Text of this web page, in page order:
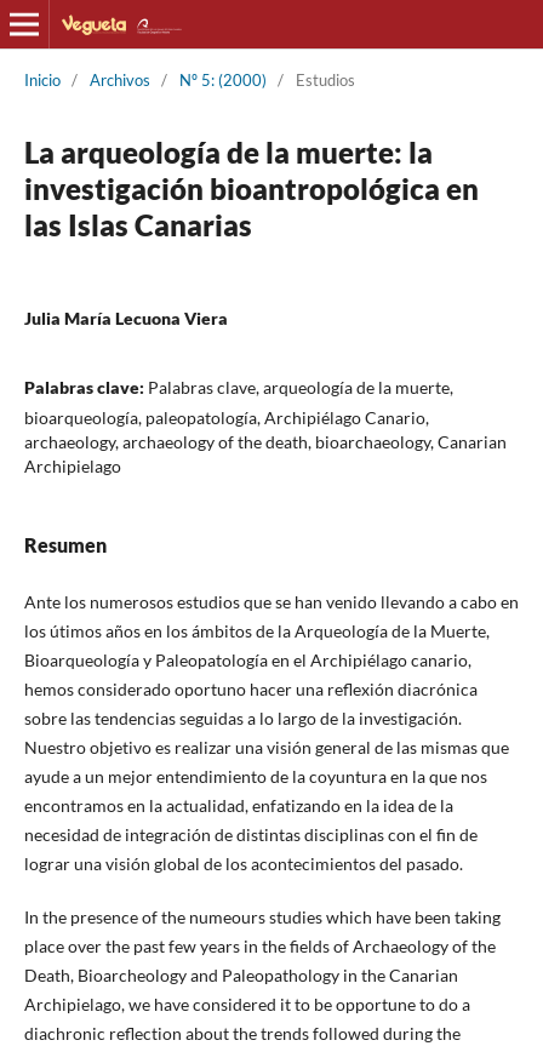
Inicio / Archivos / Nº 5: (2000) / Estudios
La arqueología de la muerte: la
investigación bioantropológica en
las Islas Canarias
Julia María Lecuona Viera
Palabras clave: Palabras clave, arqueología de la muerte,
bioarqueología, paleopatología, Archipiélago Canario,
archaeology, archaeology of the death, bioarchaeology, Canarian
Archipielago
Resumen
Ante los numerosos estudios que se han venido llevando a cabo en
los útimos años en los ámbitos de la Arqueología de la Muerte,
Bioarqueología y Paleopatología en el Archipiélago canario,
hemos considerado oportuno hacer una reflexión diacrónica
sobre las tendencias seguidas a lo largo de la investigación.
Nuestro objetivo es realizar una visión general de las mismas que
ayude a un mejor entendimiento de la coyuntura en la que nos
encontramos en la actualidad, enfatizando en la idea de la
necesidad de integración de distintas disciplinas con el fin de
lograr una visión global de los acontecimientos del pasado.
In the presence of the numeours studies which have been taking
place over the past few years in the fields of Archaeology of the
Death, Bioarcheology and Paleopathology in the Canarian
Archipielago, we have considered it to be opportune to do a
diachronic reflection about the trends followed during the